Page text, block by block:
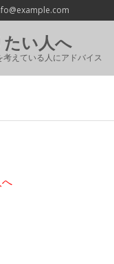
い人へ
えている人にアドバイス